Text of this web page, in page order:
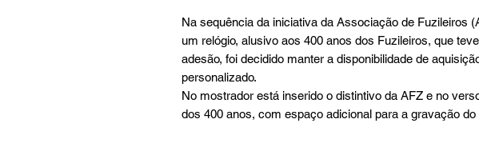
Na sequência da iniciativa da Associação de Fuzileiros
um relógio, alusivo aos 400 anos dos Fuzileiros, que
adesão, foi decidido manter a disponibilidade de
personalizado.
No mostrador está inserido o distintivo da AFZ e no
dos 400 anos, com espaço adicional para a gravação do